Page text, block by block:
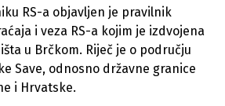
RS-a objavljen je pravilnik
i veza RS-a kojim je izdvojena
u Brčkom. Riječ je o području
Save, odnosno državne granice
i Hrvatske.